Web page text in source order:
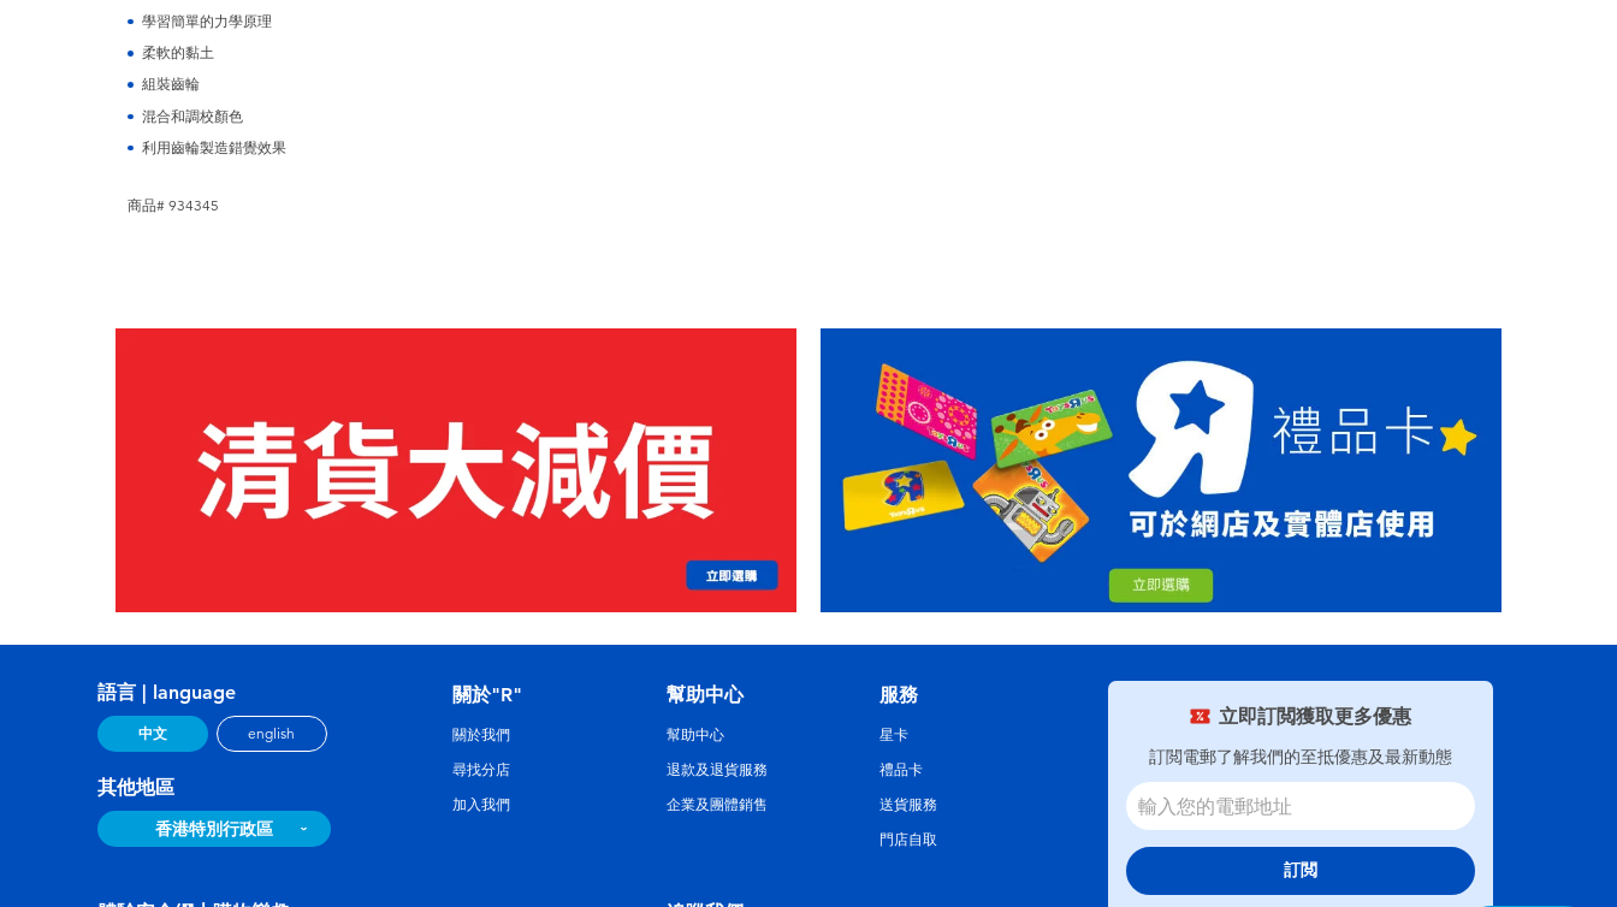
學習簡單的力學原理
柔軟的黏土
組裝齒輪
混合和調校顏色
利用齒輪製造錯覺效果
商品# 934345
立即訂閲獲取更多優惠
訂閲電郵了解我們的至抵優惠及最新動態
訂閲
語言 | language
中文 english
其他地區
香港特別行政區
關於"R"
關於我們
尋找分店
加入我們
幫助中心
幫助中心
退款及退貨服務
企業及團體銷售
服務
星卡
禮品卡
送貨服務
門店自取